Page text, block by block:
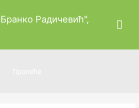
Радичевић",